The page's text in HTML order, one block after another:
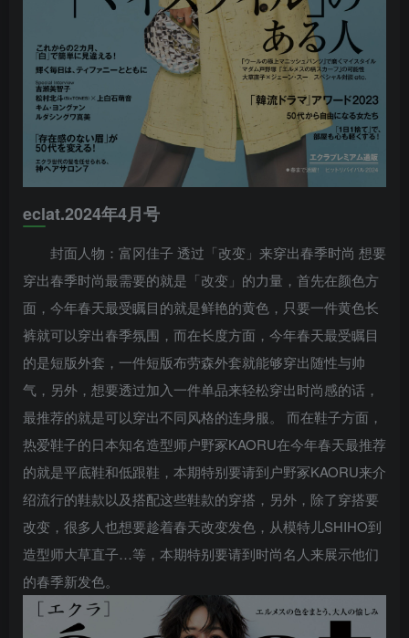
eclat.2024年4月号
封面人物：富冈佳子 透过「改变」来穿出春季时尚 想要
穿出春季时尚最需要的就是「改变」的力量，首先在颜色方
面，今年春天最受瞩目的就是鲜艳的黄色，只要一件黄色长
裤就可以穿出春季氛围，而在长度方面，今年春天最受瞩目
的是短版外套，一件短版布劳森外套就能够穿出随性与帅
气，另外，想要透过加入一件单品来轻松穿出时尚感的话，
最推荐的就是可以穿出不同风格的连身服。 而在鞋子方面，
热爱鞋子的日本知名造型师户野冢KAORU在今年春天最推荐
的就是平底鞋和低跟鞋，本期特别要请到户野冢KAORU来介
绍流行的鞋款以及搭配这些鞋款的穿搭，另外，除了穿搭要
改变，很多人也想要趁着春天改变发色，从模特儿SHIHO到
造型师大草直子…等，本期特别要请到时尚名人来展示他们
的春季新发色。